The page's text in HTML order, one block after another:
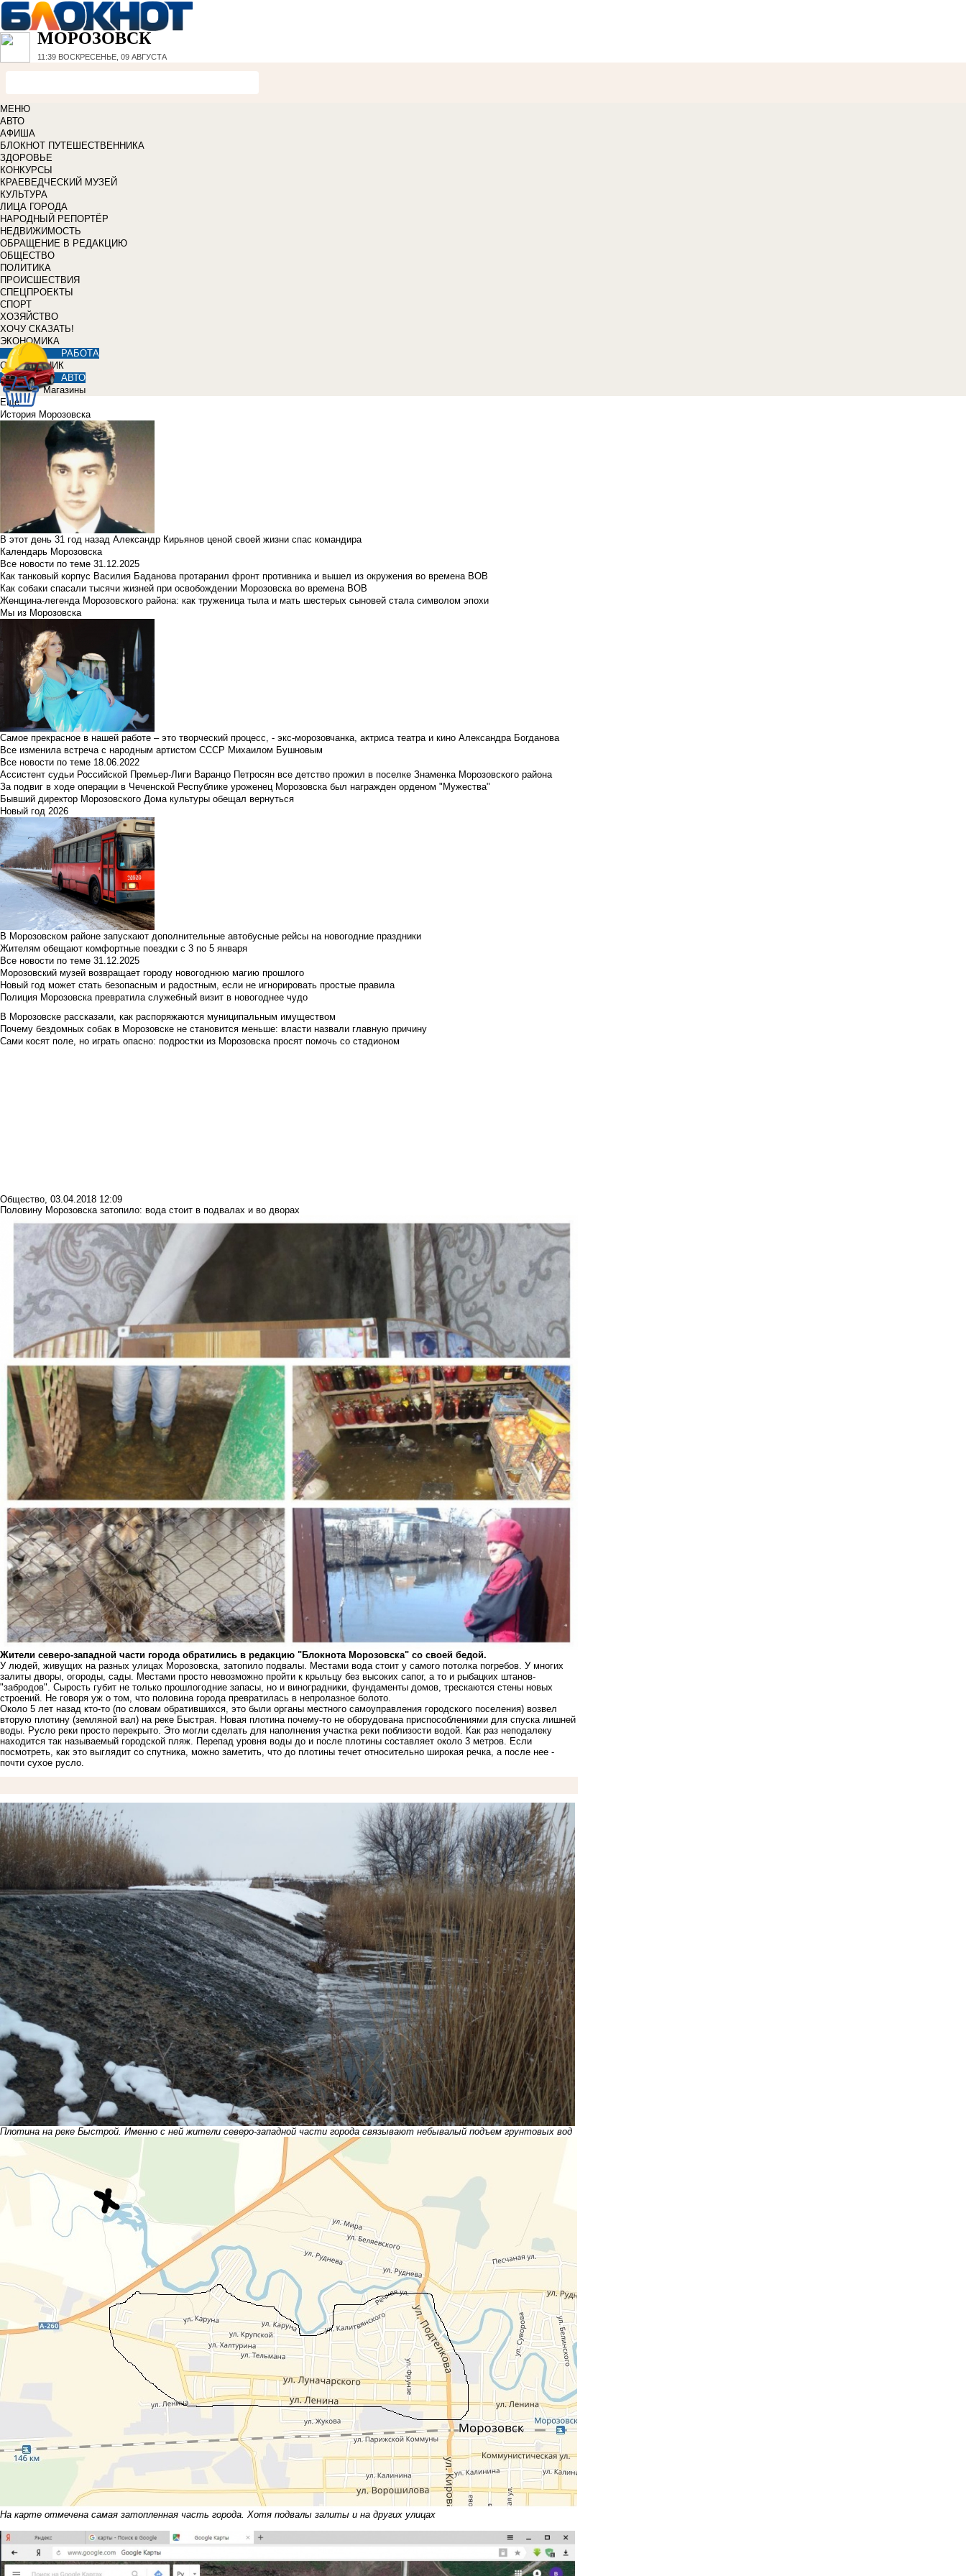
МОРОЗОВСК
11:39 ВОСКРЕСЕНЬЕ, 09 АВГУСТА
МЕНЮ
АВТО
АФИША
БЛОКНОТ ПУТЕШЕСТВЕННИКА
ЗДОРОВЬЕ
КОНКУРСЫ
КРАЕВЕДЧЕСКИЙ МУЗЕЙ
КУЛЬТУРА
ЛИЦА ГОРОДА
НАРОДНЫЙ РЕПОРТЁР
НЕДВИЖИМОСТЬ
ОБРАЩЕНИЕ В РЕДАКЦИЮ
ОБЩЕСТВО
ПОЛИТИКА
ПРОИСШЕСТВИЯ
СПЕЦПРОЕКТЫ
СПОРТ
ХОЗЯЙСТВО
ХОЧУ СКАЗАТЬ!
ЭКОНОМИКА
РАБОТА
СПРАВОЧНИК
АВТО
Магазины
Еще
История Морозовска
В этот день 31 год назад Александр Кирьянов ценой своей жизни спас командира
Календарь Морозовска
Все новости по теме 31.12.2025
Как танковый корпус Василия Баданова протаранил фронт противника и вышел из окружения во времена ВОВ
Как собаки спасали тысячи жизней при освобождении Морозовска во времена ВОВ
Женщина-легенда Морозовского района: как труженица тыла и мать шестерых сыновей стала символом эпохи
Мы из Морозовска
Самое прекрасное в нашей работе – это творческий процесс, - экс-морозовчанка, актриса театра и кино Александра Богданова
Все изменила встреча с народным артистом СССР Михаилом Бушновым
Все новости по теме 18.06.2022
Ассистент судьи Российской Премьер-Лиги Варанцо Петросян все детство прожил в поселке Знаменка Морозовского района
За подвиг в ходе операции в Чеченской Республике уроженец Морозовска был награжден орденом "Мужества"
Бывший директор Морозовского Дома культуры обещал вернуться
Новый год 2026
В Морозовском районе запускают дополнительные автобусные рейсы на новогодние праздники
Жителям обещают комфортные поездки с 3 по 5 января
Все новости по теме 31.12.2025
Морозовский музей возвращает городу новогоднюю магию прошлого
Новый год может стать безопасным и радостным, если не игнорировать простые правила
Полиция Морозовска превратила служебный визит в новогоднее чудо
В Морозовске рассказали, как распоряжаются муниципальным имуществом
Почему бездомных собак в Морозовске не становится меньше: власти назвали главную причину
Сами косят поле, но играть опасно: подростки из Морозовска просят помочь со стадионом
Общество, 03.04.2018 12:09
Половину Морозовска затопило: вода стоит в подвалах и во дворах
Жители северо-западной части города обратились в редакцию "Блокнота Морозовска" со своей бедой.
У людей, живущих на разных улицах Морозовска, затопило подвалы. Местами вода стоит у самого потолка погребов. У многих
залиты дворы, огороды, сады. Местами просто невозможно пройти к крыльцу без высоких сапог, а то и рыбацких штанов-
"забродов". Сырость губит не только прошлогодние запасы, но и виноградники, фундаменты домов, трескаются стены новых
строений. Не говоря уж о том, что половина города превратилась в непролазное болото.
Около 5 лет назад кто-то (по словам обратившихся, это были органы местного самоуправления городского поселения) возвел
вторую плотину (земляной вал) на реке Быстрая. Новая плотина почему-то не оборудована приспособлениями для спуска лишней
воды. Русло реки просто перекрыто. Это могли сделать для наполнения участка реки поблизости водой. Как раз неподалеку
находится так называемый городской пляж. Перепад уровня воды до и после плотины составляет около 3 метров. Если
посмотреть, как это выглядит со спутника, можно заметить, что до плотины течет относительно широкая речка, а после нее -
почти сухое русло.
Плотина на реке Быстрой. Именно с ней жители северо-западной части города связывают небывалый подъем грунтовых вод
На карте отмечена самая затопленная часть города. Хотя подвалы залиты и на других улицах